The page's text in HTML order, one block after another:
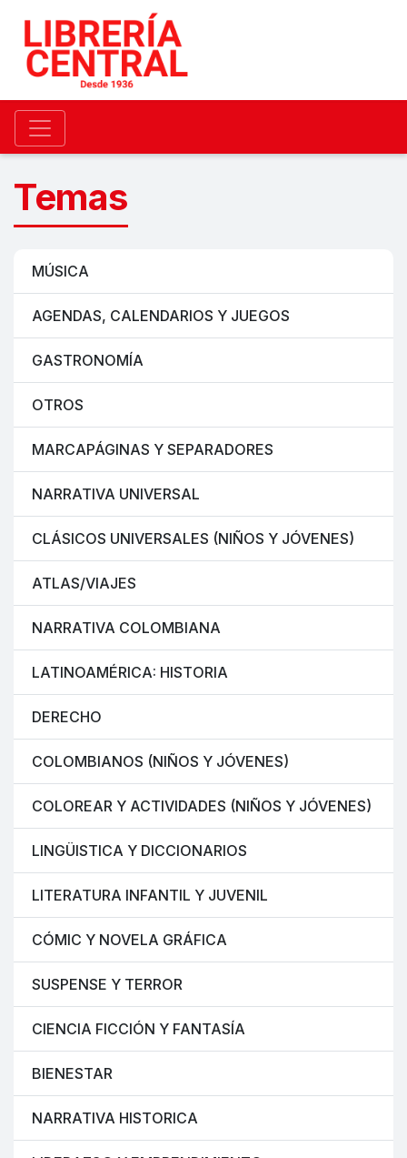
Temas
MÚSICA
AGENDAS, CALENDARIOS Y JUEGOS
GASTRONOMÍA
OTROS
MARCAPÁGINAS Y SEPARADORES
NARRATIVA UNIVERSAL
CLÁSICOS UNIVERSALES (NIÑOS Y JÓVENES)
ATLAS/VIAJES
NARRATIVA COLOMBIANA
LATINOAMÉRICA: HISTORIA
DERECHO
COLOMBIANOS (NIÑOS Y JÓVENES)
COLOREAR Y ACTIVIDADES (NIÑOS Y JÓVENES)
LINGÜISTICA Y DICCIONARIOS
LITERATURA INFANTIL Y JUVENIL
CÓMIC Y NOVELA GRÁFICA
SUSPENSE Y TERROR
CIENCIA FICCIÓN Y FANTASÍA
BIENESTAR
NARRATIVA HISTORICA